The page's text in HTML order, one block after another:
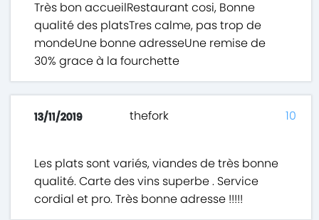
Très bon accueilRestaurant cosi, Bonne
qualité des platsTres calme, pas trop de
mondeUne bonne adresseUne remise de
30% grace à la fourchette
13/11/2019 thefork
Les plats sont variés, viandes de très bonne
qualité. Carte des vins superbe . Service
cordial et pro. Très bonne adresse !!!!!
10